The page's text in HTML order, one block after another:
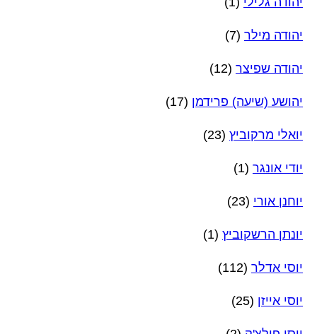
יהודה מילר (7)
יהודה שפיצר (12)
יהושע (שיעה) פרידמן (17)
יואלי מרקוביץ (23)
יודי אונגר (1)
יוחנן אורי (23)
יונתן הרשקוביץ (1)
יוסי אדלר (112)
יוסי אייזן (25)